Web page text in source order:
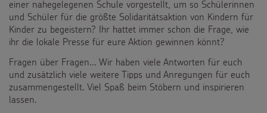
Kinderarbeit
Behinderung
Grundsätze der Projektarbeit
Weihnachten Weltweit
Basteln & Aktionen
Gottesdienstbausteine
Spendenmöglichkeiten
Sternsinger-Stiftung
Sternsinger-Magazin
Videos
Sternsinger-Steckbrief
Spiele
Presse
Kontakt
einer nahegelegenen Schule vorgestellt, um so Schülerinnen
und Schüler für die größte Solidaritätsaktion von Kindern für
Kinder zu begeistern? Ihr hattet immer schon die Frage, wie
ihr die lokale Presse für eure Aktion gewinnen könnt?
Fragen über Fragen... Wir haben viele Antworten für euch
und zusätzlich viele weitere Tipps und Anregungen für euch
zusammengestellt. Viel Spaß beim Stöbern und inspirieren
lassen.